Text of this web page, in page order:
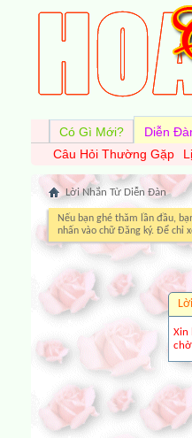
Có Gì Mới?
Diễn
Câu Hỏi Thường Gặp
Lời Nhắn Từ Diễn Ðàn
Nếu bạn ghé thăm lần đầu,
nhấn vào chữ Đăng ký. Để chỉ
Xin